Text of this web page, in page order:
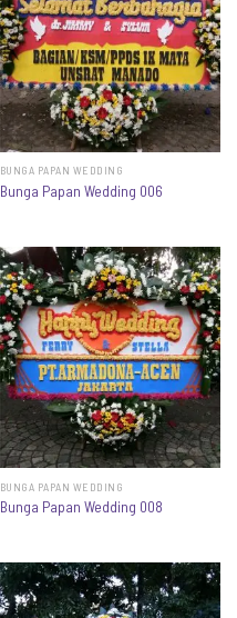
BUNGA PAPAN WEDDING
Bunga Papan Wedding 006
BUNGA PAPAN WEDDING
Bunga Papan Wedding 008